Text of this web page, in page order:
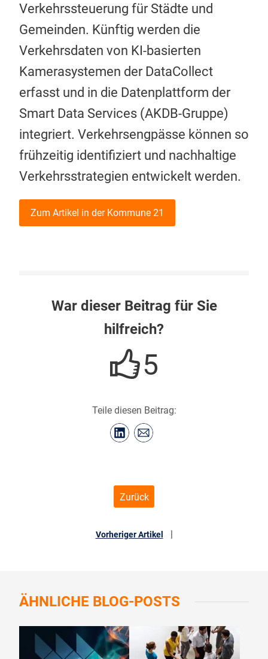
Verkehrssteuerung für Städte und
Gemeinden. Künftig werden die
Verkehrsdaten von KI-basierten
Kamerasystemen der DataCollect
erfasst und in die Datenplattform der
Smart Data Services (AKDB-Gruppe)
integriert. Verkehrsengpässe können so
frühzeitig identifiziert und nachhaltige
Verkehrsstrategien entwickelt werden.
Zum Artikel in der Kommune 21
War dieser Beitrag für Sie
hilfreich?
5
Teile diesen Beitrag:
Zurück
Vorheriger Artikel
ÄHNLICHE BLOG-POSTS